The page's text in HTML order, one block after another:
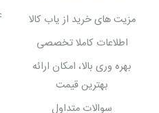
مزیت های خرید از یاب کالا
اطلاعات کاملا تخصصی
بهره وری بالا، امکان ارائه
بهترین قیمت
سوالات متداول